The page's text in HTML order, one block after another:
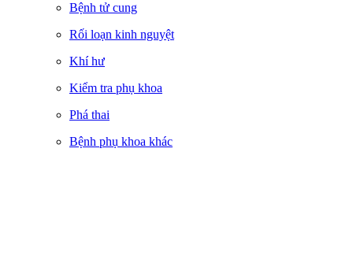
Bệnh tử cung
Rối loạn kinh nguyệt
Khí hư
Kiểm tra phụ khoa
Phá thai
Bệnh phụ khoa khác